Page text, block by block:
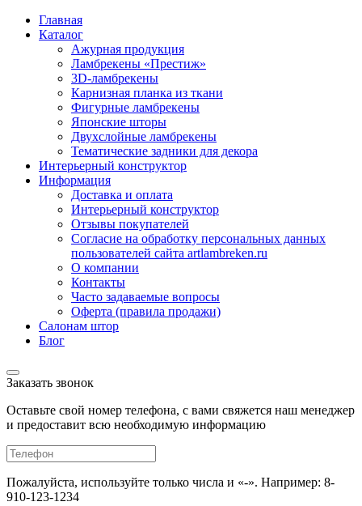
Главная
Каталог
Ажурная продукция
Ламбрекены «Престиж»
3D-ламбрекены
Карнизная планка из ткани
Фигурные ламбрекены
Японские шторы
Двухслойные ламбрекены
Тематические задники для декора
Интерьерный конструктор
Информация
Доставка и оплата
Интерьерный конструктор
Отзывы покупателей
Согласие на обработку персональных данных
пользователей сайта artlambreken.ru
О компании
Контакты
Часто задаваемые вопросы
Оферта (правила продажи)
Салонам штор
Блог
Заказать звонок
Оставьте свой номер телефона, с вами свяжется наш менеджер
и предоставит всю необходимую информацию
Пожалуйста, используйте только числа и «-». Например: 8-
910-123-1234